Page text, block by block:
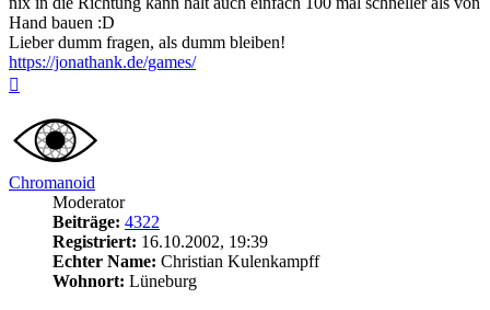
Hand bauen :D
Lieber dumm fragen, als dumm bleiben!
https://jonathank.de/games/
Chromanoid
Moderator
Beiträge: 4322
Registriert: 16.10.2002, 19:39
Echter Name: Christian Kulenkampff
Wohnort: Lüneburg